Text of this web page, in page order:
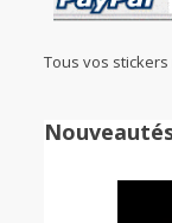
Tous vos